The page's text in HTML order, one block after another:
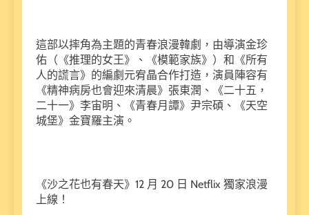
這部以摔角為主題的青春浪漫韓劇，由導演金珍
佑（《推理的女王》、《模範家族》）和《所有
人的謊言》的編劇元宥晶合作打造，演員陣容有
《精神病房也會迎來清晨》張東潤、《二十五，
二十一》李宙明、《青春月譚》尹宗碩、《天空
城堡》金寶羅主演。
《沙之花也有春天》12 月 20 日 Netflix 獨家浪漫
上線！